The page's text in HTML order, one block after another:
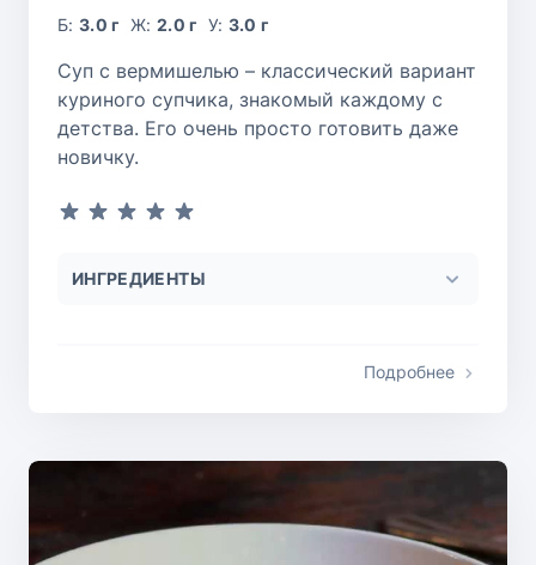
Б:3.0 г Ж: 2.0 г У: 3.0 г
Суп с вермишелью – классический вариант
куриного супчика, знакомый каждому с
детства. Его очень просто готовить даже
новичку.
ИНГРЕДИЕНТЫ
Подробнее